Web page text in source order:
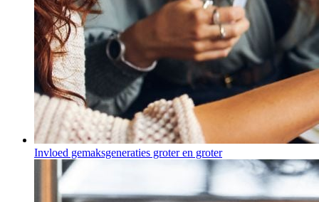
Invloed gemaksgeneraties groter en groter